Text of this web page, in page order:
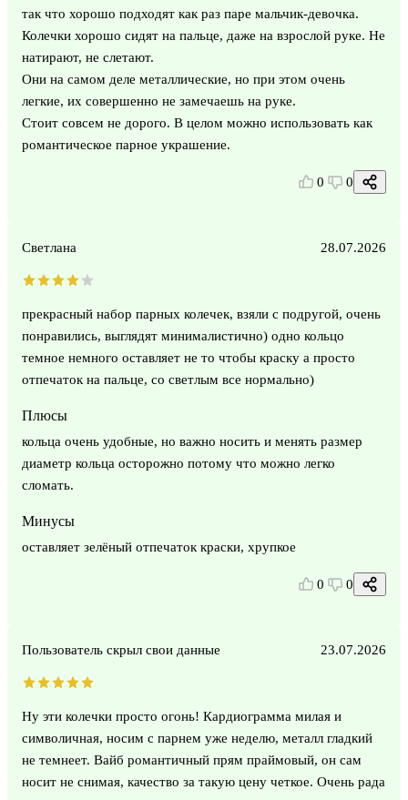
так что хорошо подходят как раз паре мальчик-девочка.
Колечки хорошо сидят на пальце, даже на взрослой руке. Не
натирают, не слетают.
Они на самом деле металлические, но при этом очень
легкие, их совершенно не замечаешь на руке.
Стоит совсем не дорого. В целом можно использовать как
романтическое парное украшение.
0 0
Светлана 28.07.2026
прекрасный набор парных колечек, взяли с подругой, очень
понравились, выглядят минималистично) одно кольцо
темное немного оставляет не то чтобы краску а просто
отпечаток на пальце, со светлым все нормально)
Плюсы
кольца очень удобные, но важно носить и менять размер
диаметр кольца осторожно потому что можно легко
сломать.
Минусы
оставляет зелёный отпечаток краски, хрупкое
0 0
Пользователь скрыл свои данные 23.07.2026
Ну эти колечки просто огонь! Кардиограмма милая и
символичная, носим с парнем уже неделю, металл гладкий
не темнеет. Вайб романтичный прям праймовый, он сам
носит не снимая, качество за такую цену четкое. Очень рада